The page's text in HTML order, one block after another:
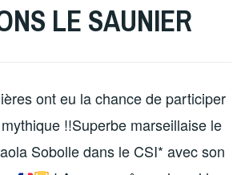
LE SAUNIER
ont eu la chance de participer
!!Superbe marseillaise le
Sobolle dans le CSI* avec son